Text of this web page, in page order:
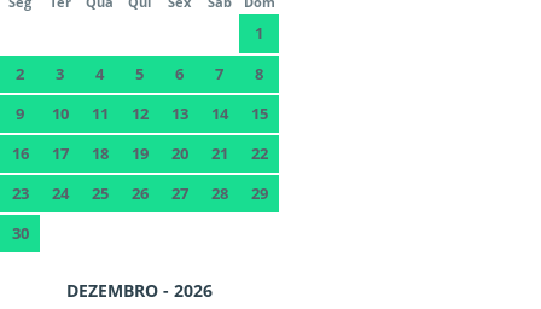
1
2
3 4 5 6 7
8
9
10 11 12 13 14
15
16
17 18 19 20 21
22
23
24 25 26 27 28
29
30
DEZEMBRO - 2026